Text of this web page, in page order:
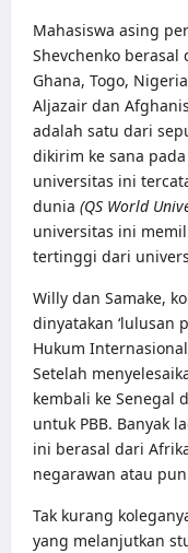
Mahasiswa asing
Shevchenko berasal
Ghana, Togo,
Aljazair dan
adalah satu dari
dikirim ke sana
universitas ini
dunia (QS World
universitas ini
tertinggi dari
Willy dan Samake,
dinyatakan ‘lulusan
Hukum
Setelah
kembali ke Senegal
untuk PBB. Banyak
ini berasal dari
negarawan atau
Tak kurang
yang melanjutkan